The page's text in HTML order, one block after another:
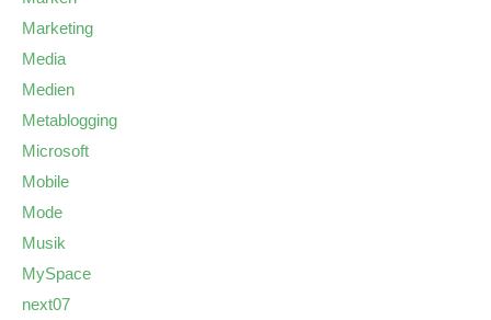
Marketing
Media
Medien
Metablogging
Microsoft
Mobile
Mode
Musik
MySpace
next07